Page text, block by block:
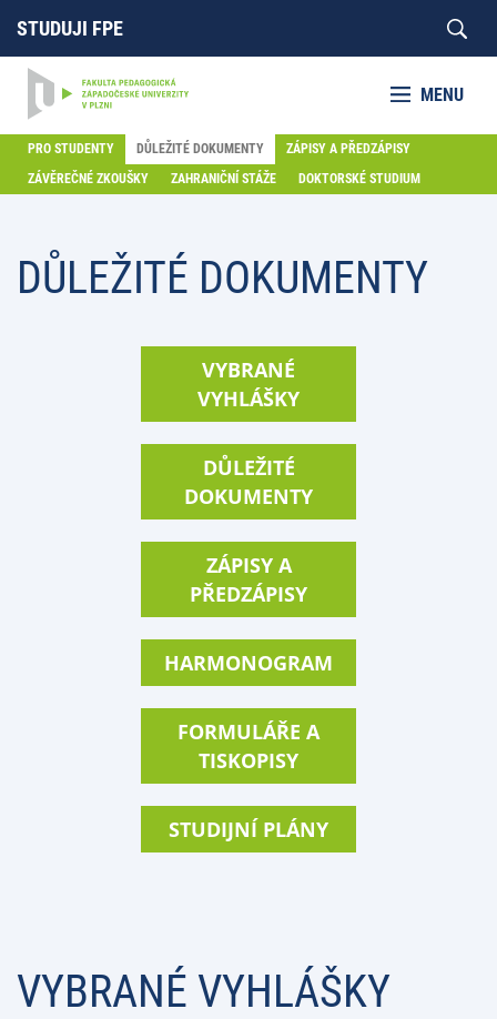
STUDUJI FPE
MENU
PRO STUDENTY DŮLEŽITÉ DOKUMENTY
ZÁPISY A PŘEDZÁPISY
ZÁVĚREČNÉ ZKOUŠKY
ZAHRANIČNÍ STÁŽE DOKTORSKÉ STUDIUM
DŮLEŽITÉ DOKUMENTY
VYBRANÉ
VYHLÁŠKY
DŮLEŽITÉ
DOKUMENTY
ZÁPISY A
PŘEDZÁPISY
HARMONOGRAM
FORMULÁŘE A
TISKOPISY
STUDIJNÍ PLÁNY
VYBRANÉ VYHLÁŠKY